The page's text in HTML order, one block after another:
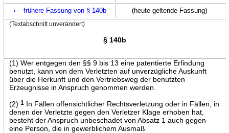
← frühere Fassung von § 140b (heute geltende Fassung)
(Textabschnitt unverändert)
§ 140b
(1) Wer entgegen den §§ 9 bis 13 eine patentierte Erfindung
benutzt, kann von dem Verletzten auf unverzügliche Auskunft
über die Herkunft und den Vertriebsweg der benutzten
Erzeugnisse in Anspruch genommen werden.
(2) 1In Fällen offensichtlicher Rechtsverletzung oder in Fällen, in
denen der Verletzte gegen den Verletzer Klage erhoben hat,
besteht der Anspruch unbeschadet von Absatz 1 auch gegen
eine Person, die in gewerblichem Ausmaß